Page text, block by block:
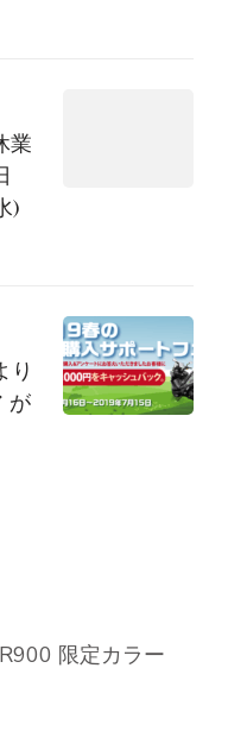
業
)
り
が
限定カラー